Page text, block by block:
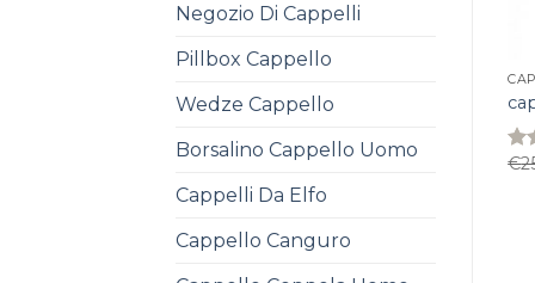
Negozio Di Cappelli
Pillbox Cappello
Wedze Cappello
Borsalino Cappello Uomo
Cappelli Da Elfo
Cappello Canguro
€